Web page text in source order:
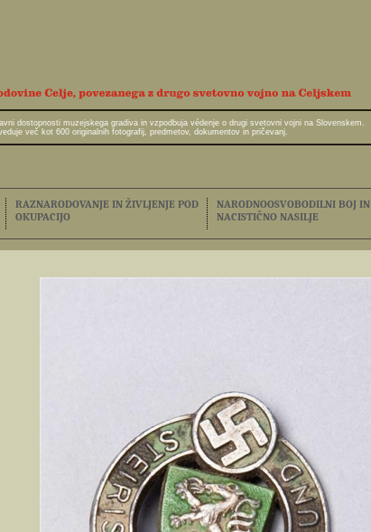
dostopnosti muzejskega gradiva in vzpodbuja védenje o drugi svetovni vojni na Slovenskem.
več kot 600 originalnih fotografij, predmetov, dokumentov in pričevanj.
RAZNARODOVANJE IN ŽIVLJENJE POD
OKUPACIJO
NARODNOOSVOBODILNI BOJ IN
NACISTIČNO NASILJE